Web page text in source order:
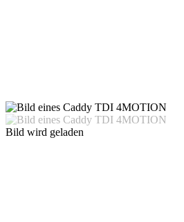
Bild wird geladen